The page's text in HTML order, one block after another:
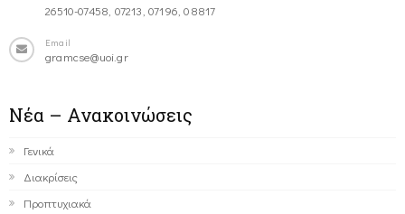
26510-07458, 07213, 07196, 08817
Email
gramcse@uoi.gr
Νέα – Ανακοινώσεις
Γενικά
Διακρίσεις
Προπτυχιακά